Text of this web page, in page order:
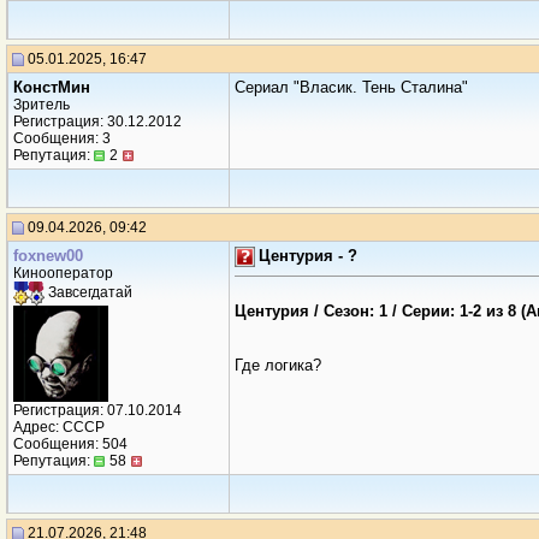
05.01.2025, 16:47
КонстМин
Зритель
Регистрация: 30.12.2012
Сообщения: 3
Репутация:
2
Сериал "Власик. Тень Сталина"
09.04.2026, 09:42
foxnew00
Кинооператор
Завсегдатай
Регистрация: 07.10.2014
Адрес: СССР
Сообщения: 504
Репутация:
58
Центурия - ?
Центурия / Сезон: 1 / Серии: 1-2 из 8
Где логика?
21.07.2026, 21:48